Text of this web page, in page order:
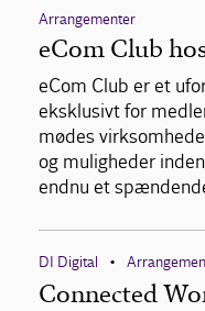
Arrangementer
eCom Club
eCom Club er et
eksklusivt for
mødes
og muligheder
endnu et
DI Digital •
Connected